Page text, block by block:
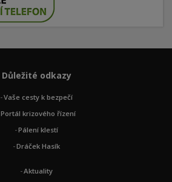
Důležité odkazy
Vaše cesty k bezpečí
Portál krizového řízení
Pálení klestí
Dráček Hasík
Aktuality